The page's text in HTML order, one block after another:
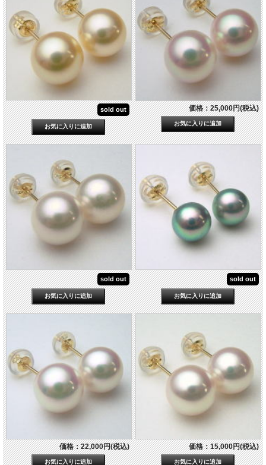
sold out 価格：25,000円(税込)
sold out sold out
価格：22,000円(税込) 価格：15,000円(税込)